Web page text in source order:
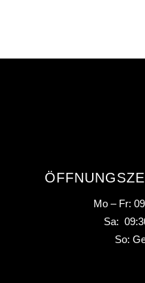
Mo – Fr:
Sa:
So: